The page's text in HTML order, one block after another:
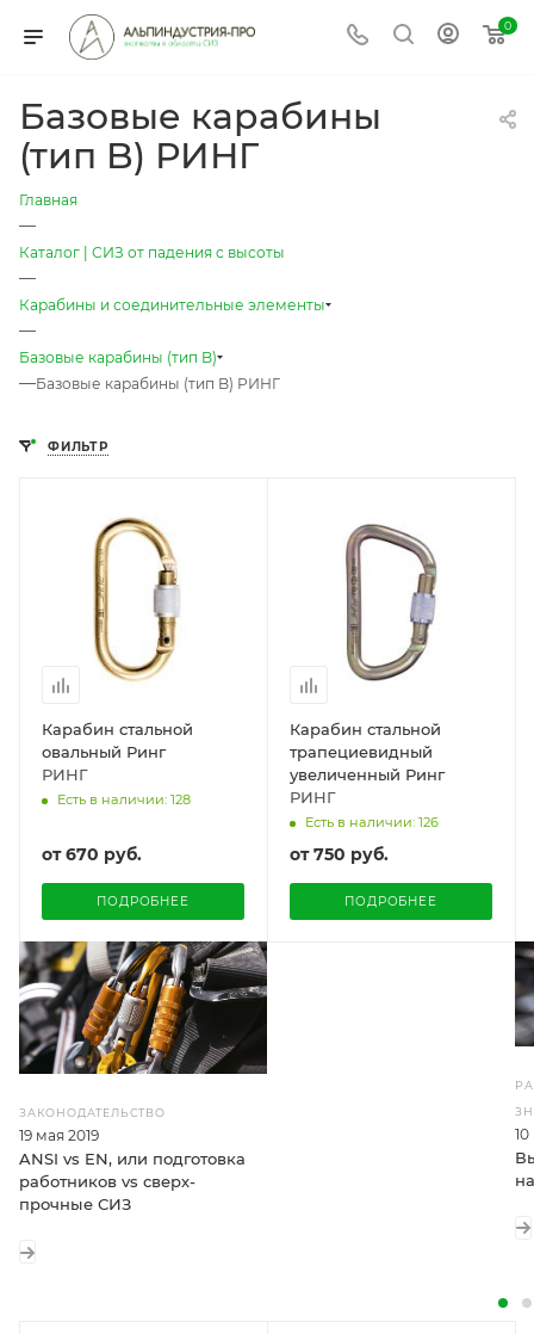
0
Базовые карабины
(тип B) РИНГ
Главная
—
Каталог | СИЗ от падения с высоты
—
Карабины и соединительные элементы
—
Базовые карабины (тип B)
—Базовые карабины (тип B) РИНГ
ФИЛЬТР
Карабин стальной
овальный Ринг
РИНГ
Есть в наличии: 128
от670 руб.
ПОДРОБНЕЕ
Карабин стальной
трапециевидный
увеличенный Ринг
РИНГ
Есть в наличии: 126
от750 руб.
ПОДРОБНЕЕ
ЗАКОНОДАТЕЛЬСТВО
19 мая 2019
ANSI vs EN, или подготовка
работников vs сверх-
прочные СИЗ
10